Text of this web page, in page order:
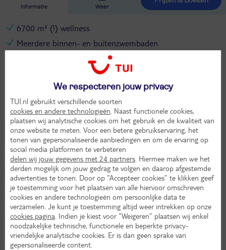
Informatie Weer
6700 m² (!) wellness
Meerdere binnen- en buitenzwembaden
Wat een prachtig uitzicht
Hier kom je helemaal tot rust
Sfeervol hotel
Modern ingericht
Aan de rand van het Oostenrijkse Bad Aussee vind je Narzissen
Vital Resort. Dit hotel is gericht op wellness. Met een wellness van
6700 m² is dit de perfecte plek om helemaal te ontspannen. Ook
zijn er verschillende zwembaden waar je helemaal tot rust komt.
Maar voor een actieve vakantie zit je hier ook helemaal op de
goede plek. De regio van Bad Aussee biedt fantastische wandel- en
fietsroutes om te verkennen. Nadat je 's ochtends van een kop
koffie op het terras met prachtig uitzicht hebt genoten ga je op zoek
naar een heerlijke wandelroute. Hier voel je je helemaal 1 met de
prachtige Oostenrijkse natuur en ontdek je schilderachtige
uitzichten over de wonderschone Alpen. En aan het einde van zo'n
actieve dag zoek je natuurlijk weer die heerlijk wellness op.
We respecteren jouw privacy
TUI.nl gebruikt verschillende soorten
cookies en andere technologieën . Naast functionele cookies,
plaatsen wij analytische cookies om het gebruik en de kwaliteit van
onze website te meten. Voor een betere gebruikservaring, het
tonen van gepersonaliseerde aanbiedingen en om de ervaring op
social media platformen te verbeteren
delen wij jouw gegevens met 24 partners . Hiermee maken we het
derden mogelijk om jouw gedrag te volgen en daarop afgestemde
advertenties te tonen. Door op “Accepteer cookies” te klikken geef
je toestemming voor het plaatsen van alle hiervoor omschreven
cookies en andere technologieën om persoonlijke data te
verzamelen. Je kunt je toestemming altijd weer intrekken op onze
cookies pagina . Indien je kiest voor “Weigeren” plaatsen wij enkel
noodzakelijke technische, functionele en beperkte privacy-
vriendelijke analytische cookies. Er is dan geen sprake van
gepersonaliseerde content.